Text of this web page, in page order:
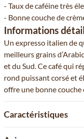
- Taux de caféine très
- Bonne couche de
Informations
Un expresso italien de
meilleurs grains
et du Sud. Ce café qui
rond puissant corsé et
offre une bonne couche
Caractéristiques